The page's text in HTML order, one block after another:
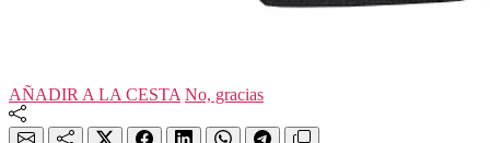
AÑADIR A LA CESTA No, gracias